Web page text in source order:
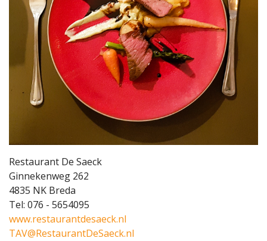
Restaurant De Saeck
Ginnekenweg 262
4835 NK Breda
Tel: 076 - 5654095
www.restaurantdesaeck.nl
TAV@RestaurantDeSaeck.nl